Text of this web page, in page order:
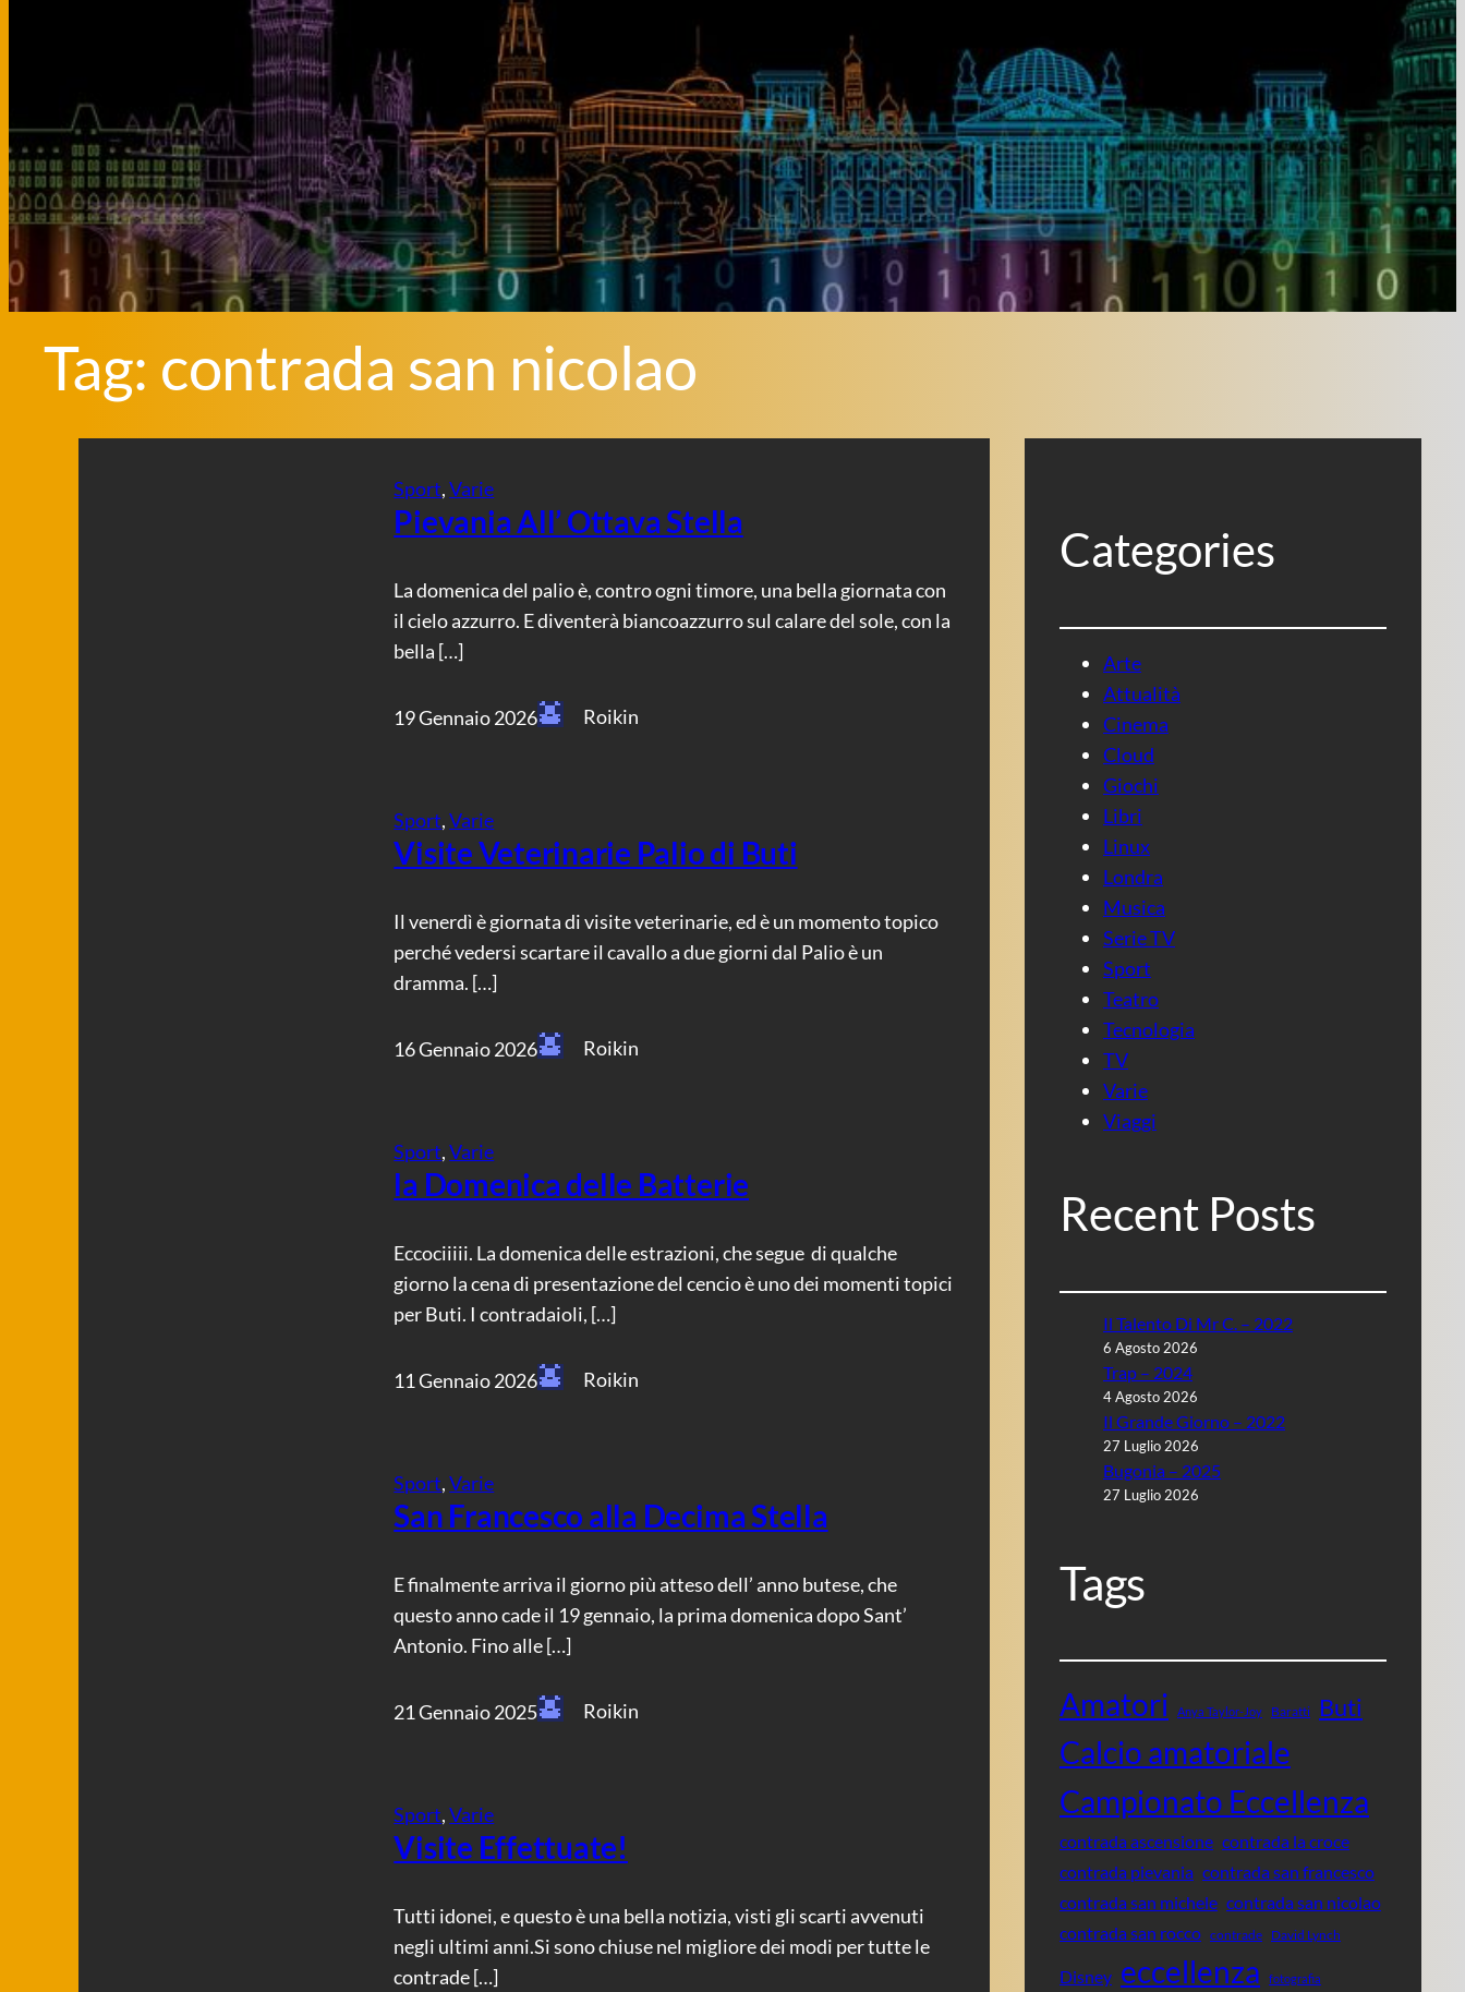
Tag: contrada san nicolao
Sport, Varie
Pievania All’ Ottava Stella
La domenica del palio è, contro ogni timore, una bella giornata con
il cielo azzurro. E diventerà biancoazzurro sul calare del sole, con la
bella […]
19 Gennaio 2026 Roikin
Sport, Varie
Visite Veterinarie Palio di Buti
Il venerdì è giornata di visite veterinarie, ed è un momento topico
perché vedersi scartare il cavallo a due giorni dal Palio è un
dramma. […]
16 Gennaio 2026 Roikin
Sport, Varie
la Domenica delle Batterie
Eccociiiii. La domenica delle estrazioni, che segue di qualche
giorno la cena di presentazione del cencio è uno dei momenti topici
per Buti. I contradaioli, […]
11 Gennaio 2026 Roikin
Sport, Varie
San Francesco alla Decima Stella
E finalmente arriva il giorno più atteso dell’ anno butese, che
questo anno cade il 19 gennaio, la prima domenica dopo Sant’
Antonio. Fino alle […]
21 Gennaio 2025 Roikin
Sport, Varie
Visite Effettuate!
Tutti idonei, e questo è una bella notizia, visti gli scarti avvenuti
negli ultimi anni.Si sono chiuse nel migliore dei modi per tutte le
contrade […]
Categories
Arte
Attualità
Cinema
Cloud
Giochi
Libri
Linux
Londra
Musica
Serie TV
Sport
Teatro
Tecnologia
TV
Varie
Viaggi
Recent Posts
Il Talento Di Mr C. – 2022
6 Agosto 2026
Trap – 2024
4 Agosto 2026
Il Grande Giorno – 2022
27 Luglio 2026
Bugonia – 2025
27 Luglio 2026
Tags
Amatori Anya Taylor-Joy Baratti Buti
Calcio amatoriale
Campionato Eccellenza
contrada ascensione contrada la croce
contrada pievania contrada san francesco
contrada san michele contrada san nicolao
contrada san rocco contrade David Lynch
Disney eccellenza fotografia